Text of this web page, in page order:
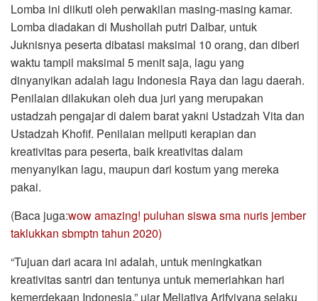
Lomba ini diikuti oleh perwakilan masing-masing kamar.
Lomba diadakan di Mushollah putri Dalbar, untuk
Juknisnya peserta dibatasi maksimal 10 orang, dan diberi
waktu tampil maksimal 5 menit saja, lagu yang
dinyanyikan adalah lagu Indonesia Raya dan lagu daerah.
Penilaian dilakukan oleh dua juri yang merupakan
ustadzah pengajar di dalem barat yakni Ustadzah Vita dan
Ustadzah Khofif. Penilaian meliputi kerapian dan
kreativitas para peserta, baik kreativitas dalam
menyanyikan lagu, maupun dari kostum yang mereka
pakai.
(Baca juga:wow amazing! puluhan siswa sma nuris jember
taklukkan sbmptn tahun 2020)
“Tujuan dari acara ini adalah, untuk meningkatkan
kreativitas santri dan tentunya untuk memeriahkan hari
kemerdekaan Indonesia,” ujar Meliatiya Arifviyana selaku